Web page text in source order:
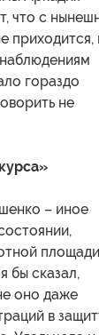
что с
приходится,
гораздо
не
– иное
бы сказал,
оно даже
в